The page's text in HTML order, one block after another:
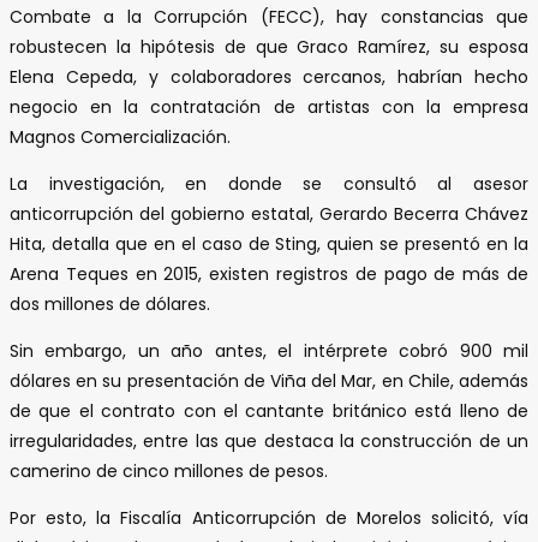
Combate a la Corrupción (FECC), hay constancias que
robustecen la hipótesis de que Graco Ramírez, su esposa
Elena Cepeda, y colaboradores cercanos, habrían hecho
negocio en la contratación de artistas con la empresa
Magnos Comercialización.
La investigación, en donde se consultó al asesor
anticorrupción del gobierno estatal, Gerardo Becerra Chávez
Hita, detalla que en el caso de Sting, quien se presentó en la
Arena Teques en 2015, existen registros de pago de más de
dos millones de dólares.
Sin embargo, un año antes, el intérprete cobró 900 mil
dólares en su presentación de Viña del Mar, en Chile, además
de que el contrato con el cantante británico está lleno de
irregularidades, entre las que destaca la construcción de un
camerino de cinco millones de pesos.
Por esto, la Fiscalía Anticorrupción de Morelos solicitó, vía